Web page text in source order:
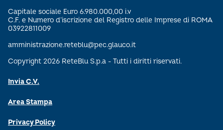
Capitale sociale Euro 6.980.000,00 i.v
C.F. e Numero d’iscrizione del Registro delle Imprese di ROMA
03922811009
amministrazione.reteblu@pec.glauco.it
Copyright 2026 ReteBlu S.p.a - Tutti i diritti riservati.
Invia C.V.
Area Stampa
Privacy Policy